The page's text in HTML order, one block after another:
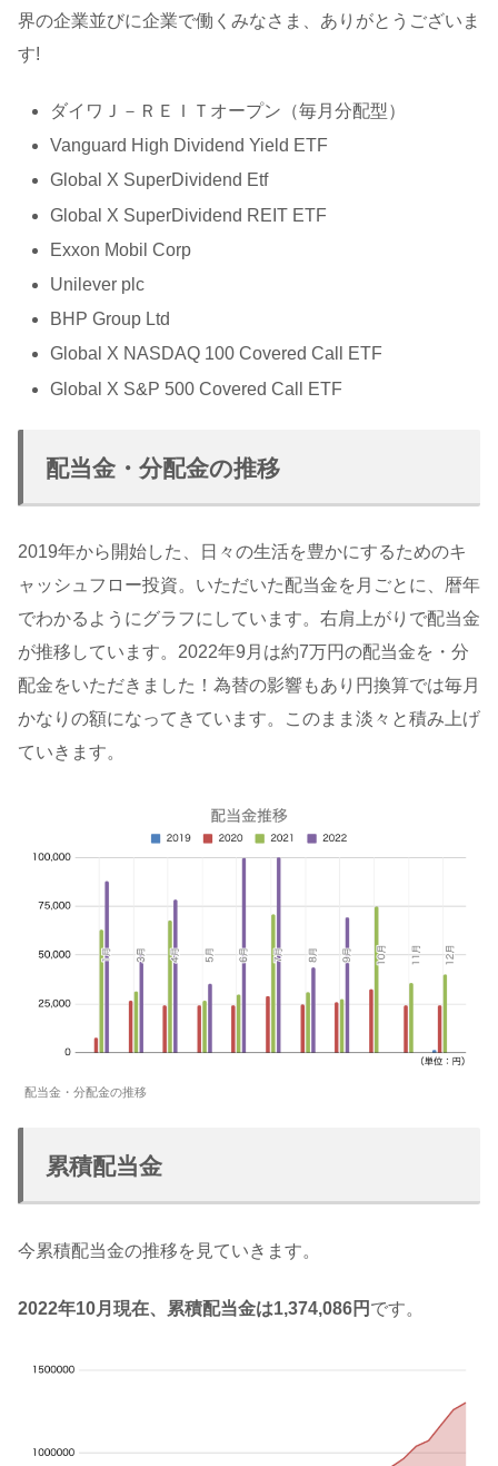
界の企業並びに企業で働くみなさま、ありがとうございま
す!
ダイワＪ－ＲＥＩＴオープン（毎月分配型）
Vanguard High Dividend Yield ETF
Global X SuperDividend Etf
Global X SuperDividend REIT ETF
Exxon Mobil Corp
Unilever plc
BHP Group Ltd
Global X NASDAQ 100 Covered Call ETF
Global X S&P 500 Covered Call ETF
配当金・分配金の推移
2019年から開始した、日々の生活を豊かにするためのキ
ャッシュフロー投資。いただいた配当金を月ごとに、暦年
でわかるようにグラフにしています。右肩上がりで配当金
が推移しています。2022年9月は約7万円の配当金を・分
配金をいただきました！為替の影響もあり円換算では毎月
かなりの額になってきています。このまま淡々と積み上げ
ていきます。
配当金・分配金の推移
累積配当金
今累積配当金の推移を見ていきます。
2022年10月現在、累積配当金は1,374,086円 です。